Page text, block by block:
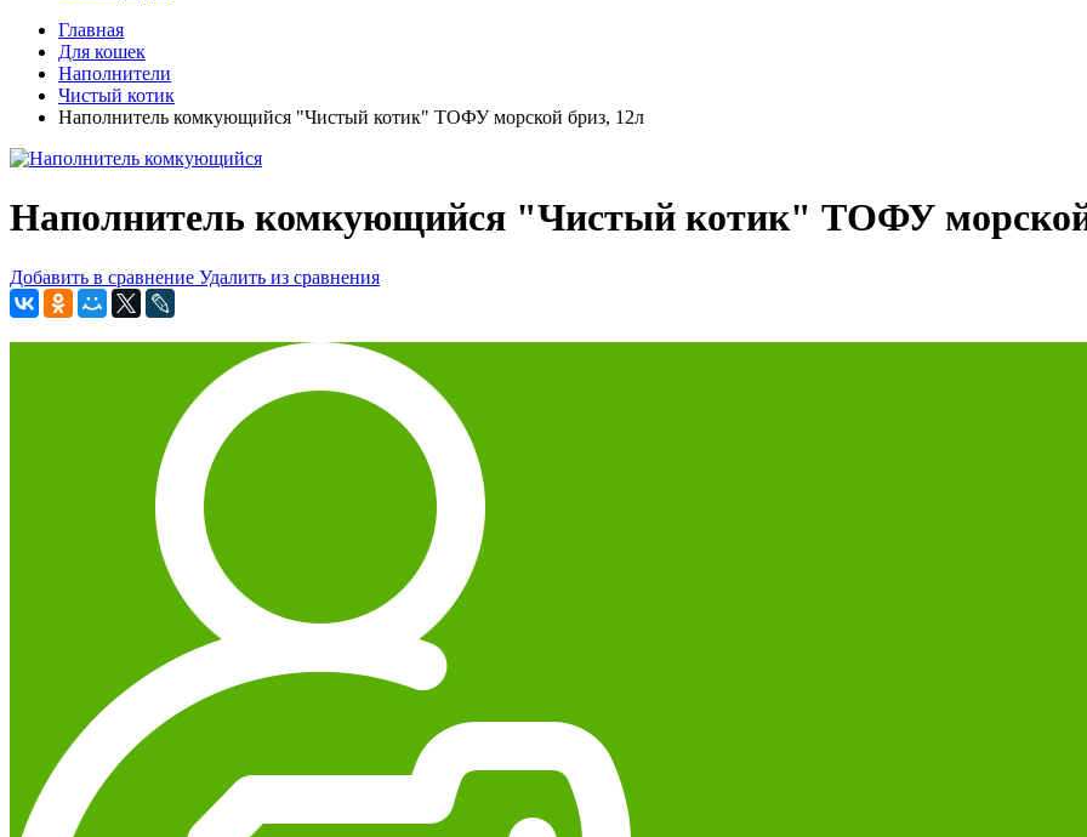
Главная
Для кошек
Наполнители
Чистый котик
Наполнитель комкующийся "Чистый котик" ТОФУ морской бриз, 12л
Наполнитель комкующийся "Чистый котик" ТОФУ морской
Добавить в сравнение Удалить из сравнения